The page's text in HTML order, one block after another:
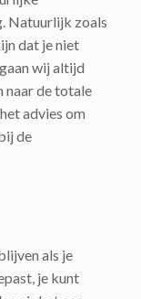
Natuurlijk zoals
dat je niet
wij altijd
naar de totale
advies om
de
als je
je kunt